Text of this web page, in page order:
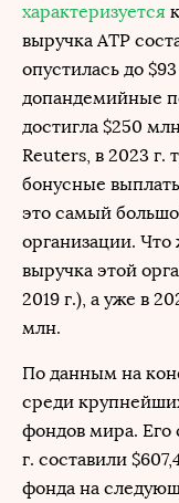
характеризуется
выручка ATP
опустилась до
допандемийные
достигла $250
Reuters, в 2023 г.
бонусные
это самый
организации. Что
выручка этой
2019 г.), а уже в
млн.
По данным на
среди
фондов мира. Его
г. составили
фонда на